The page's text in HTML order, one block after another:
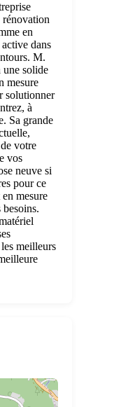
rénovation
en
dans
M.
une solide
mesure
solutionner
à
Sa grande
votre
vos
neuve si
pour ce
mesure
meilleurs